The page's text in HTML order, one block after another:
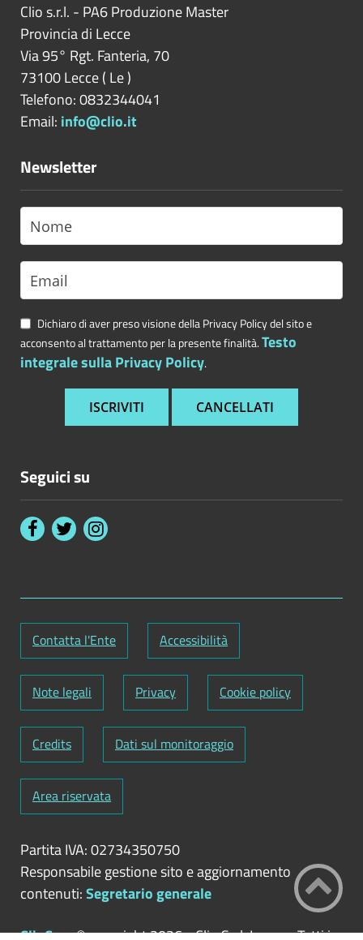
Clio s.r.l. - PA6 Produzione Master
Provincia di Lecce
Via 95° Rgt. Fanteria, 70
73100Lecce( Le)
Telefono: 0832344041
Email: info@clio.it
Newsletter
Dichiaro di aver preso visione della Privacy Policy del sito e
acconsento al trattamento per la presente finalità.Testo
integrale sulla Privacy Policy.
Seguici su
Contatta l'Ente Accessibilità
Note legali Privacy Cookie policy
Credits Dati sul monitoraggio
Area riservata
Partita IVA: 02734350750
Responsabile gestione sito e aggiornamento
contenuti:Segretario generale
ClioCom© copyright 2026 - Clio S.r.l. Lecce - Tutti i